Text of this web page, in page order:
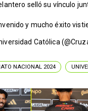
selló su vínculo
y mucho éxito
Católica
NACIONAL 2024